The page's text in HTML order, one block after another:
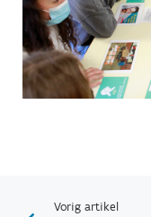
Vorig artikel